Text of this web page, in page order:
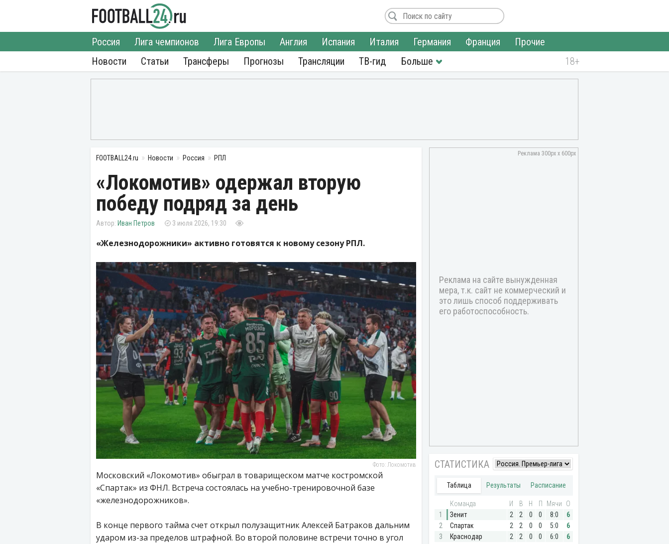
Новости
Россия Лига чемпионов Лига Европы Англия Испания Италия Германия Франция
Прочие
Статьи
Трансферы Прогнозы Трансляции ТВ-гид
FOOTBALL24.ru Новости Россия РПЛ
«Локомотив» одержал вторую
победу подряд за день
Иван Петров 3 июля 2026, 19:30
«Железнодорожники» активно готовятся к новому сезону РПЛ.
Фото: Локомотив
Московский «Локомотив» обыграл в товарищеском матче костромской
«Спартак» из ФНЛ. Встреча состоялась на учебно-тренировочной базе
«железнодорожников».
В конце первого тайма счет открыл полузащитник Алексей Батраков дальним
ударом из-за пределов штрафной. Во второй половине встречи точно в угол